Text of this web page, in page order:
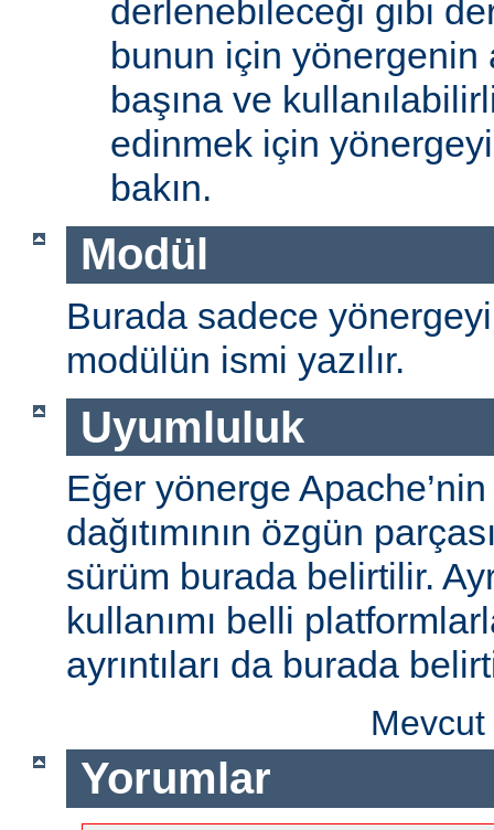
derlenebileceği gibi
bunun için yönergenin
başına ve
edinmek için
bakın.
Modül
Burada sadece
modülün ismi yazılır.
Uyumluluk
Eğer yönerge
dağıtımının özgün
sürüm burada belirtilir.
kullanımı belli
ayrıntıları da burada
Yorumlar